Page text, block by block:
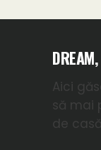
Aici
să mai
de